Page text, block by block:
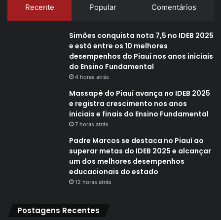
Recente Popular Comentários
Simões conquista nota 7,5 no IDEB 2025
e está entre os 10 melhores
desempenhos do Piauí nos anos iniciais
do Ensino Fundamental
4 horas atrás
Massapê do Piauí avança no IDEB 2025
e registra crescimento nos anos
iniciais e finais do Ensino Fundamental
7 horas atrás
Padre Marcos se destaca no Piauí ao
superar metas do IDEB 2025 e alcançar
um dos melhores desempenhos
educacionais do estado
12 horas atrás
Postagens Recentes